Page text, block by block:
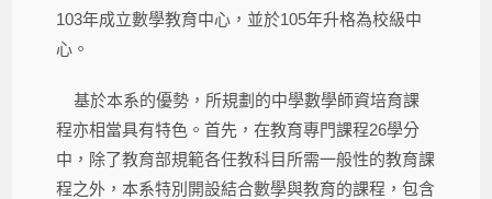
103年成立數學教育中心，並於105年升格為校級中
心。
基於本系的優勢，所規劃的中學數學師資培育課
程亦相當具有特色。首先，在教育專門課程26學分
中，除了教育部規範各任教科目所需一般性的教育課
程之外，本系特別開設結合數學與教育的課程，包含